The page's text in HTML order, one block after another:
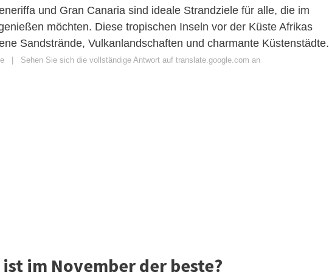
und Gran Canaria sind ideale Strandziele für alle, die im
möchten. Diese tropischen Inseln vor der Küste Afrikas
Sandstrände, Vulkanlandschaften und charmante Küstenstädte.
Sehen Sie sich die vollständige Antwort auf translate.google.com an
im November der beste?